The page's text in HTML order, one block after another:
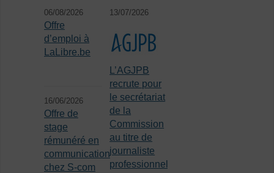
06/08/2026
Offre
d’emploi à
LaLibre.be
13/07/2026
L’AGJPB
recrute pour
le secrétariat
de la
Commission
au titre de
journaliste
professionnel
16/06/2026
Offre de
stage
rémunéré en
communication
chez S-com